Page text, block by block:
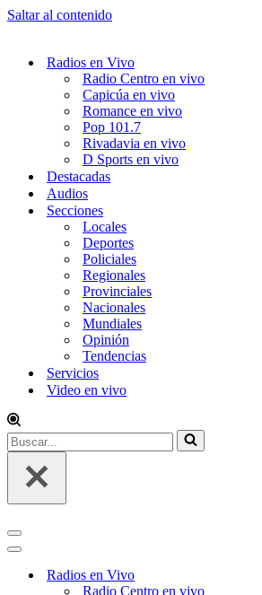
Saltar al contenido
Radios en Vivo
Radio Centro en vivo
Capicúa en vivo
Romance en vivo
Pop 101.7
Rivadavia en vivo
D Sports en vivo
Destacadas
Audios
Secciones
Locales
Deportes
Policiales
Regionales
Provinciales
Nacionales
Mundiales
Opinión
Tendencias
Servicios
Video en vivo
Radios en Vivo
Radio Centro en vivo